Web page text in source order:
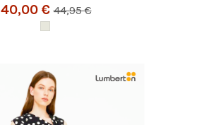
40,00 €44,95 €